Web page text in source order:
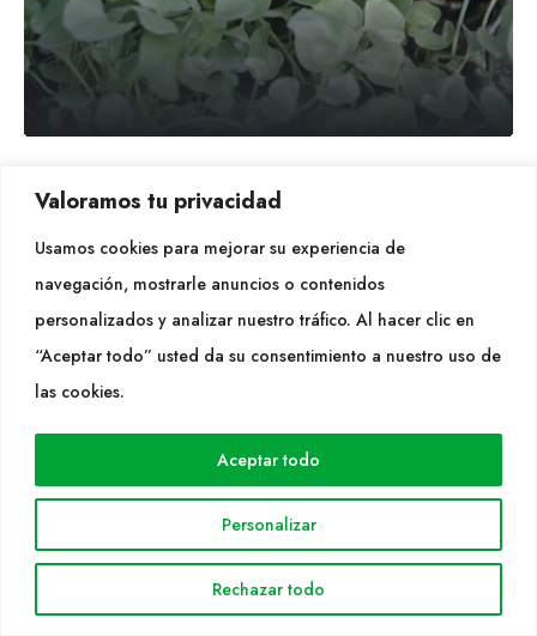
Valoramos tu privacidad
Usamos cookies para mejorar su experiencia de
navegación, mostrarle anuncios o contenidos
personalizados y analizar nuestro tráfico. Al hacer clic en
“Aceptar todo” usted da su consentimiento a nuestro uso de
las cookies.
Personalizar
Rechazar todo
Aceptar todo